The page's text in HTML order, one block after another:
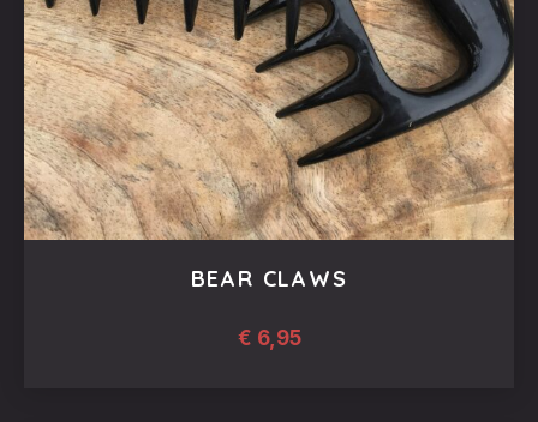
BEAR CLAWS
€ 6,95